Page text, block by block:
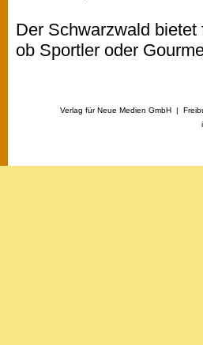
Der Schwarzwald
ob Sportler oder
Verlag für Neue Medien GmbH |